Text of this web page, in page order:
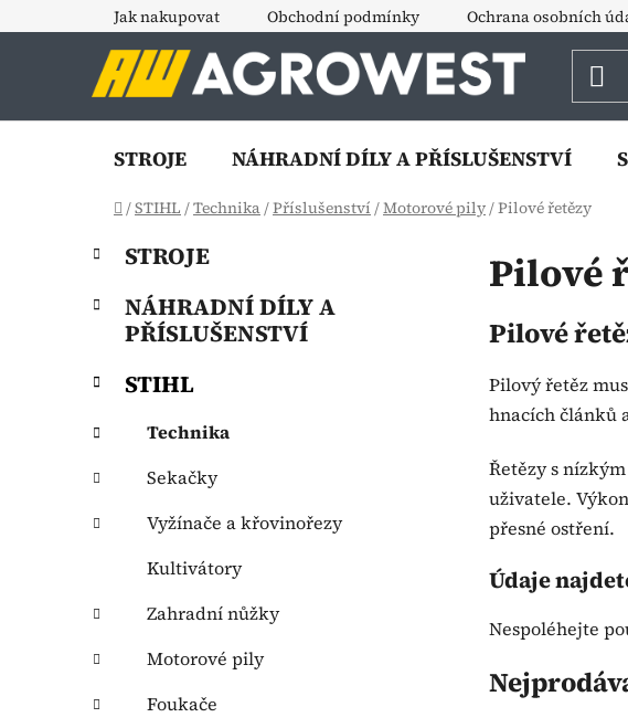
na
Jak nakupovat Obchodní podmínky Ochrana osobních
STROJE NÁHRADNÍ DÍLY A PŘÍSLUŠENSTVÍ
Domů
/STIHL /Technika/Příslušenství /Motorové pily/Pilové řetězy
P
s
a
n
í
a
l
kategorie
K
a
e
r
e
STROJE
NÁHRADNÍ DÍLY A
PŘÍSLUŠENSTVÍ
STIHL
Technika
Sekačky
Vyžínače a křovinořezy
Kultivátory
Zahradní nůžky
Motorové pily
Foukače
Pilové
Pilové
Pilový řetěz
hnacích článků
Řetězy s
uživatele.
přesné ostření.
Údaje
Nespoléhejte